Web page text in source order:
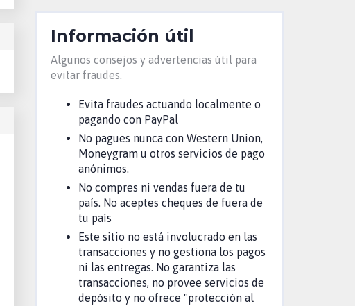
Información útil
Algunos consejos y advertencias útil para
evitar fraudes.
Evita fraudes actuando localmente o
pagando con PayPal
No pagues nunca con Western Union,
Moneygram u otros servicios de pago
anónimos.
No compres ni vendas fuera de tu
país. No aceptes cheques de fuera de
tu país
Este sitio no está involucrado en las
transacciones y no gestiona los pagos
ni las entregas. No garantiza las
transacciones, no provee servicios de
depósito y no ofrece "protección al